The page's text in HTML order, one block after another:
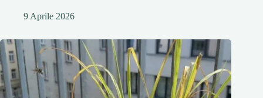
9 Aprile 2026